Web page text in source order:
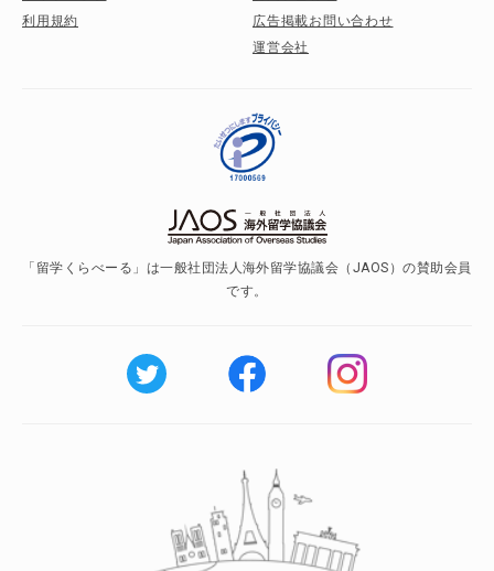
利用規約
広告掲載お問い合わせ
運営会社
「留学くらべーる」は一般社団法人海外留学協議会（JAOS）の賛助会員
です。